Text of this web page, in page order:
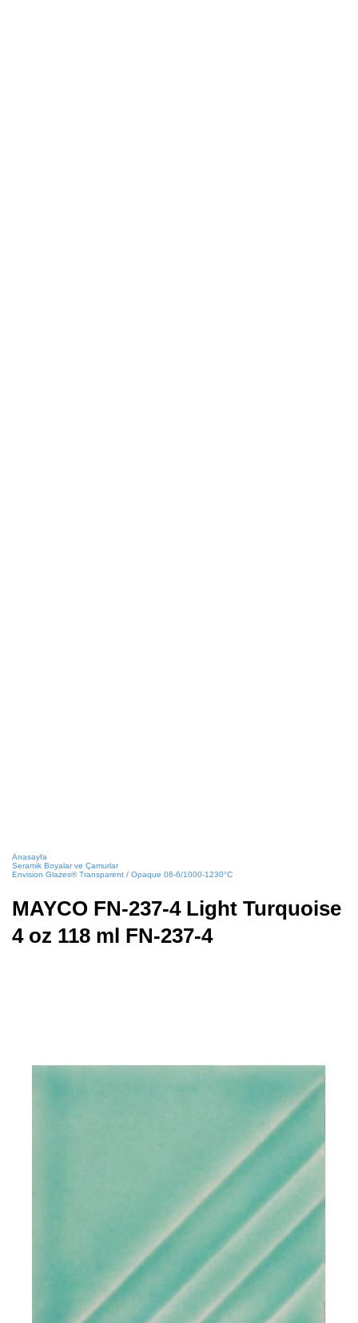
Anasayfa
Seramik Boyalar ve Çamurlar
Envision Glazes® Transparent / Opaque 06-6/1000-1230°C
MAYCO FN-237-4 Light Turquoise
4 oz 118 ml FN-237-4